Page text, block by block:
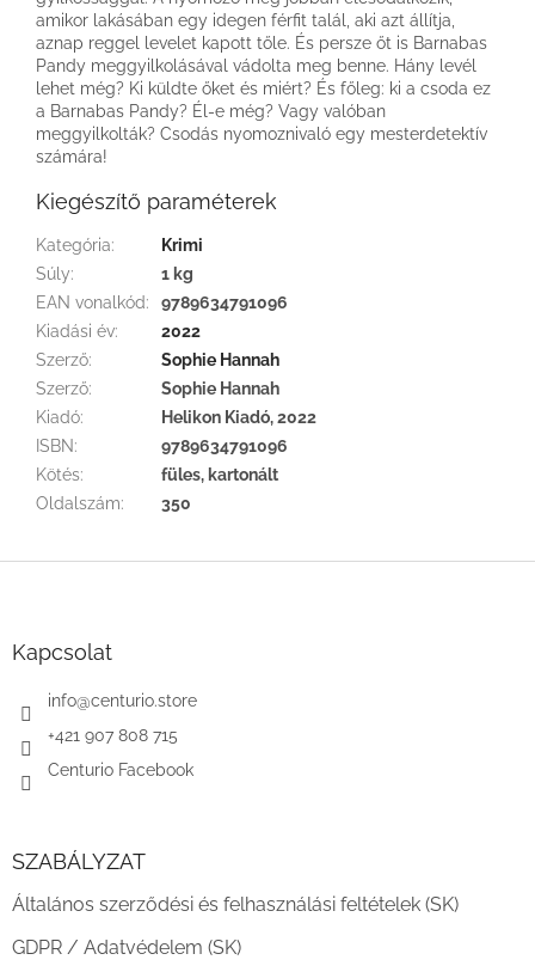
amikor lakásában egy idegen férfit talál, aki azt állítja,
aznap reggel levelet kapott tőle. És persze őt is Barnabas
Pandy meggyilkolásával vádolta meg benne. Hány levél
lehet még? Ki küldte őket és miért? És főleg: ki a csoda ez
a Barnabas Pandy? Él-e még? Vagy valóban
meggyilkolták? Csodás nyomoznivaló egy mesterdetektív
számára!
Kiegészítő paraméterek
Kategória:
Krimi
Súly:
1 kg
EAN vonalkód:
9789634791096
Kiadási év:
2022
Szerző:
Sophie Hannah
Szerző:
Sophie Hannah
Kiadó:
Helikon Kiadó, 2022
ISBN:
9789634791096
Kötés:
füles, kartonált
Oldalszám: 350
Kapcsolat
info@centurio.store
+421 907 808 715
Centurio Facebook
SZABÁLYZAT
Általános szerződési és felhasználási feltételek (SK)
GDPR / Adatvédelem (SK)